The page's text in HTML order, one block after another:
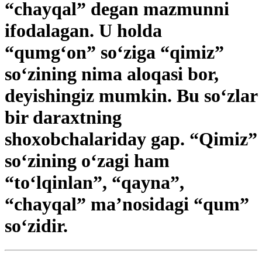
“chayqal” degan mazmunni
ifodalagan. U holda
“qumg‘on” so‘ziga “qimiz”
so‘zining nima aloqasi bor,
deyishingiz mumkin. Bu so‘zlar
bir ­daraxtning
shoxobchalariday gap. “Qimiz”
so‘zining o‘zagi ham
“to‘lqinlan”, “qayna”,
“chayqal” ma’nosidagi “qum”
so‘zidir.